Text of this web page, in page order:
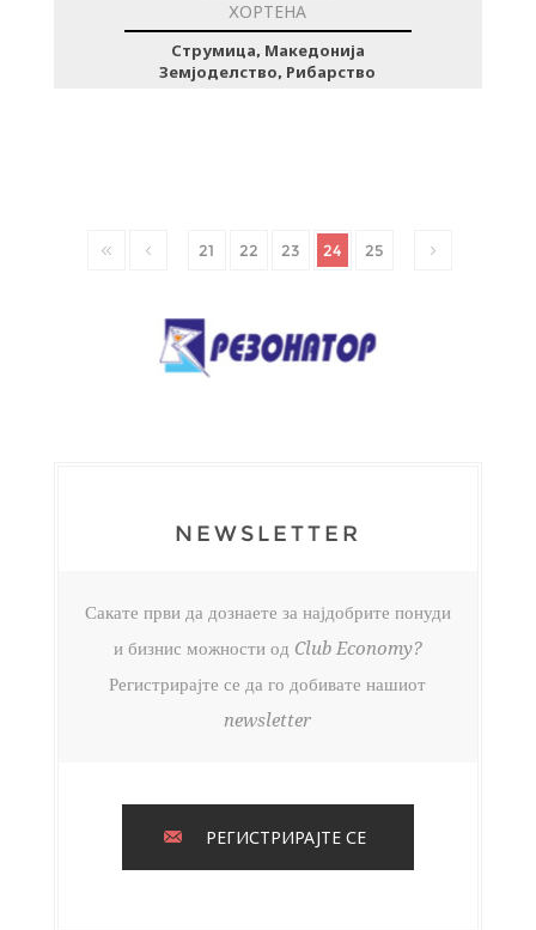
ХОРТЕНА
Струмица, Македонија
Земјоделство, Рибарство
21 22 23 24 25
NEWSLETTER
Сакате први да дознаете за најдобрите понуди
и бизнис можности од Club Economy?
Регистрирајте се да го добивате нашиот
newsletter
РЕГИСТРИРАЈТЕ СЕ